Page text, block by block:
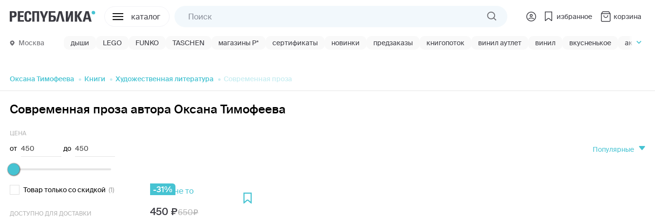
каталог избранное корзина
Москва дыши LEGO FUNKO TASCHEN магазины Р* сертификаты новинки предзаказы книгопоток винил аутлет винил вкусненькое акции
Оксана Тимофеева Книги Художественная литература Современная проза
Современная проза автора Оксана Тимофеева
ЦЕНА
от 450 до 450
Товар только со скидкой (1)
ДОСТУПНО ДЛЯ ДОСТАВКИ
популярные
-31%
450
650